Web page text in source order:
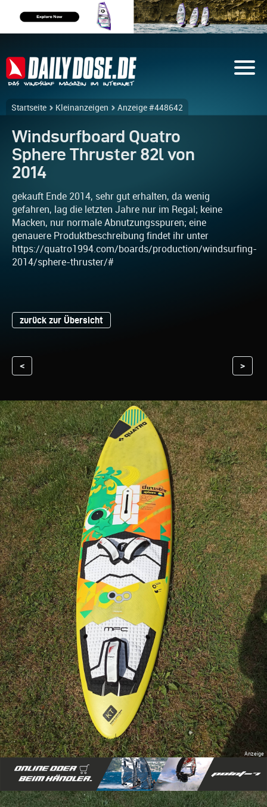
Startseite Kleinanzeigen Anzeige #448642
Windsurfboard Quatro
Sphere Thruster 82l von
2014
gekauft Ende 2014, sehr gut erhalten, da wenig
gefahren, lag die letzten Jahre nur im Regal; keine
Macken, nur normale Abnutzungsspuren; eine
genauere Produktbeschreibung findet ihr unter
https://quatro1994.com/boards/production/windsurfing-
2014/sphere-thruster/#
zurück zur Übersicht
< >